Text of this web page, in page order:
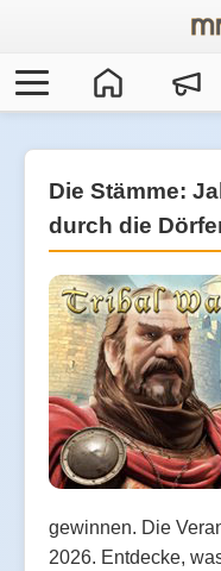
Die Stämme:
durch die
gewinnen. Die
2026. Entdecke,